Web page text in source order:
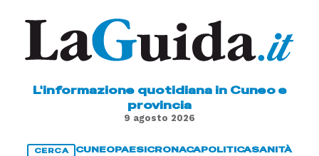
L'informazione quotidiana in Cuneo e
provincia
9 agosto 2026
CERCA CUNEOPAESICRONACAPOLITICASANITÀ